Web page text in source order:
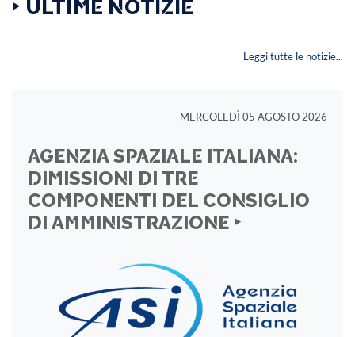
‣ ULTIME NOTIZIE
Leggi tutte le notizie...
MERCOLEDÌ 05 AGOSTO 2026
AGENZIA SPAZIALE ITALIANA:
DIMISSIONI DI TRE
COMPONENTI DEL CONSIGLIO
DI AMMINISTRAZIONE ‣